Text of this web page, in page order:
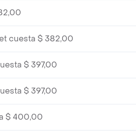
cuesta $ 382,00
$ 397,00
$ 397,00
$ 400,00